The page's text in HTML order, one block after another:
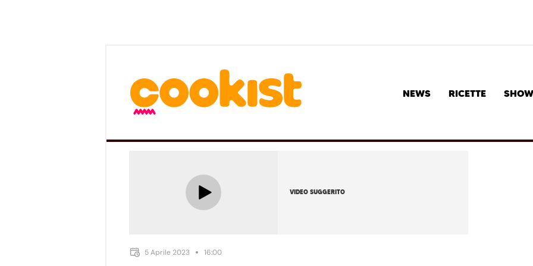
NEWS RICETTE SHOW
VIDEO SUGGERITO
5 Aprile 2023 16:00